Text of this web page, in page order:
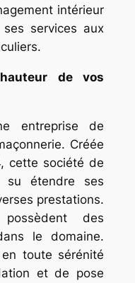
intérieur
services aux
de vos
entreprise de
Créée
cette société de
su étendre ses
prestations.
des
le domaine.
toute sérénité
et de pose